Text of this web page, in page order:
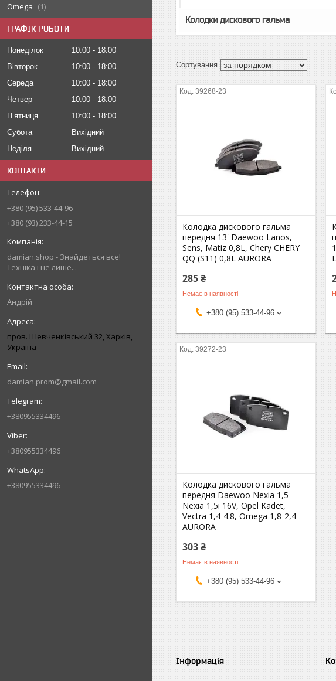
Omega 1
ГРАФІК РОБОТИ
Понеділок 10:00
18:00
Вівторок
10:00
18:00
Середа
10:00
18:00
Четвер
10:00
18:00
Пʼятниця
10:00
18:00
Субота
Вихідний
Неділя
Вихідний
КОНТАКТИ
+380 (95) 533-44-96
+380 (93) 233-44-15
damian.shop - Знайдеться все!
Техніка і не лише...
Андрій
пров. Шевченківський 32, Харків,
Україна
damian.prom@gmail.com
+380955334496
+380955334496
+380955334496
Колодки дискового гальма
39268-23
Колодка дискового гальма
передня 13' Daewoo Lanos,
Sens, Matiz 0,8L, Chery CHERY
QQ (S11) 0,8L AURORA
285 ₴
Немає в наявності
+380 (95) 533-44-96
39272-23
Колодка дискового гальма
передня Daewoo Nexia 1,5
Nexia 1,5i 16V, Opel Kadet,
Vectra 1,4-4.8, Omega 1,8-2,4
AURORA
303 ₴
Немає в наявності
+380 (95) 533-44-96
Інформація